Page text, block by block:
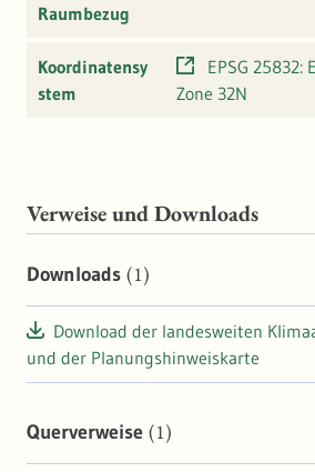
Raumbezug
Koordinatensy
stem
EPSG 25832:
Zone 32N
Verweise und Downloads
Downloads (1)
Download der landesweiten
und der Planungshinweiskarte
Querverweise (1)